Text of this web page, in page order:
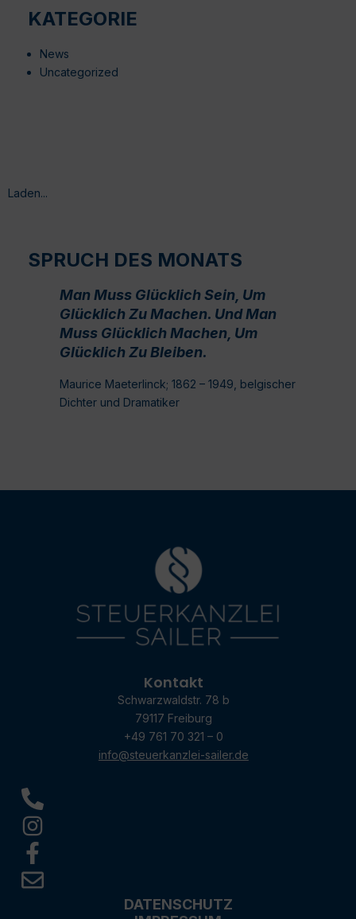
KATEGORIE
News
Uncategorized
Laden...
SPRUCH DES MONATS
Man Muss Glücklich Sein, Um
Glücklich Zu Machen. Und Man
Muss Glücklich Machen, Um
Glücklich Zu Bleiben.
Maurice Maeterlinck; 1862 – 1949, belgischer
Dichter und Dramatiker
Kontakt
Schwarzwaldstr. 78 b
79117 Freiburg
+49 761 70 321 – 0
info@steuerkanzlei-sailer.de
DATENSCHUTZ